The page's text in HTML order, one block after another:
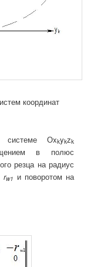
координат
Оxkykzk
в полюс
резца на радиус
rw1 и поворотом на